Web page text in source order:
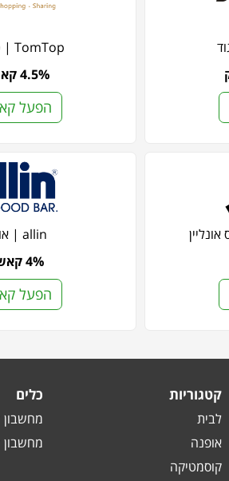
TomTop | טום טופ
4.5% קאשבק
הפעל
allin | אולאין
4% קאשבק
הפעל
קטגוריות
לבית
אופנה
קוסמטיקה
כלים